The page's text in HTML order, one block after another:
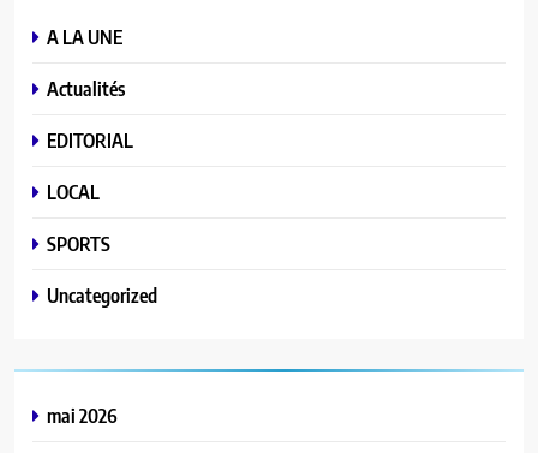
A LA UNE
Actualités
EDITORIAL
LOCAL
SPORTS
Uncategorized
mai 2026